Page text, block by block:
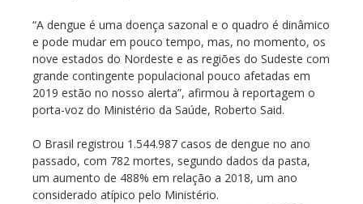
“A dengue é uma doença sazonal e o quadro é dinâmico
e pode mudar em pouco tempo, mas, no momento, os
nove estados do Nordeste e as regiões do Sudeste com
grande contingente populacional pouco afetadas em
2019 estão no nosso alerta”, afirmou à reportagem o
porta-voz do Ministério da Saúde, Roberto Said.
O Brasil registrou 1.544.987 casos de dengue no ano
passado, com 782 mortes, segundo dados da pasta,
um aumento de 488% em relação a 2018, um ano
considerado atípico pelo Ministério.